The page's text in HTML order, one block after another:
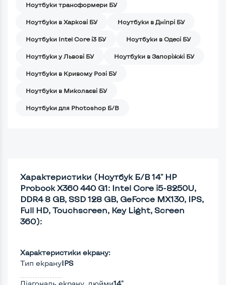
Ноутбуки трансформери БУ
Ноутбуки в Харкові БУ Ноутбуки в Дніпрі БУ
Ноутбуки Intel Core i3 БУ Ноутбуки в Одесі БУ
Ноутбуки у Львові БУ Ноутбуки в Запоріжжі БУ
Ноутбуки в Кривому Розі БУ
Ноутбуки в Миколаєві БУ
Ноутбуки для Photoshop Б/В
Характеристики (Ноутбук Б/В 14" HP
Probook X360 440 G1: Intel Core i5-8250U,
DDR4 8 GB, SSD 128 GB, GeForce MX130, IPS,
Full HD, Touchscreen, Key Light, Screen
360):
Характеристики екрану:
Тип екрануIPS
Діагональ екрану, дюйми14"